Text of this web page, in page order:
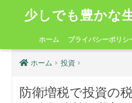
少しでも豊かな
ホーム プライバシーポリシ
ホーム 投資
防衛増税で投資の